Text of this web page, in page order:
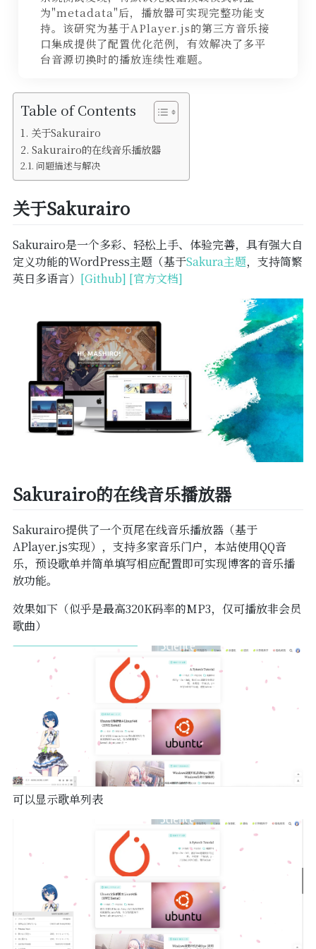
备案
WordPress
为"metadata"后，播放器可实现完整功能支
持。该研究为基于APlayer.js的第三方音乐接
口集成提供了配置优化范例，有效解决了多平
台音源切换时的播放连续性难题。
Table of Contents
关于Sakurairo
Sakurairo的在线音乐播放器
问题描述与解决
关于Sakurairo
Sakurairo是一个多彩、轻松上手、体验完善，具有强大自
定义功能的WordPress主题（基于Sakura主题，支持简繁
英日多语言） [Github] [官方文档]
Sakurairo的在线音乐播放器
Sakurairo提供了一个页尾在线音乐播放器（基于
APlayer.js实现），支持多家音乐门户，本站使用QQ音
乐，预设歌单并简单填写相应配置即可实现博客的音乐播
放功能。
效果如下（似乎是最高320K码率的MP3，仅可播放非会员
歌曲）
可以显示歌单列表